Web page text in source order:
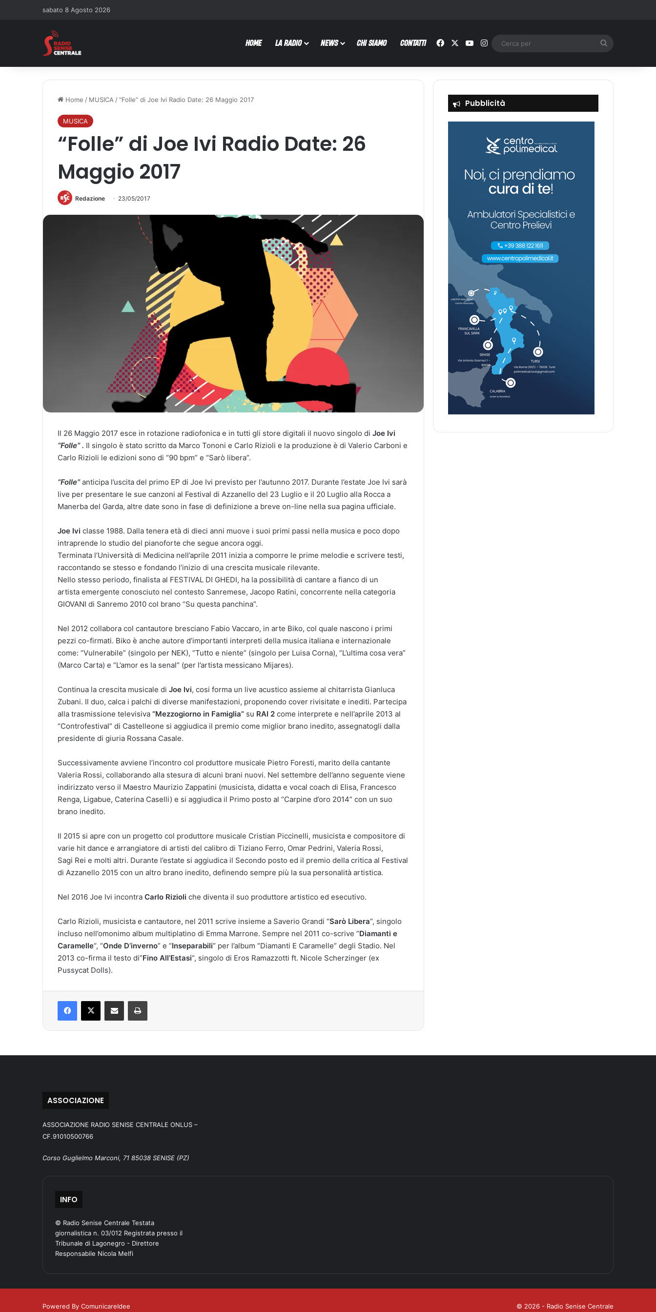
sabato 8 Agosto 2026
HOME LA RADIO NEWS CHI SIAMO CONTATTI Facebook You TubeInstagram
Home / MUSICA /“Folle” di Joe Ivi Radio Date: 26 Maggio 2017
MUSICA
“Folle” di Joe Ivi Radio Date: 26
Maggio 2017
Redazione 23/05/2017
Il 26 Maggio 2017 esce in rotazione radiofonica e in tutti gli store digitali il nuovo singolo di Joe Ivi
“Folle” . Il singolo è stato scritto da Marco Tononi e Carlo Rizioli e la produzione è di Valerio Carboni e
Carlo Rizioli le edizioni sono di “90 bpm” e “Sarò libera”.
“Folle”anticipa l’uscita del primo EP di Joe Ivi previsto per l’autunno 2017. Durante l’estate Joe Ivi sarà
live per presentare le sue canzoni al Festival di Azzanello del 23 Luglio e il 20 Luglio alla Rocca a
Manerba del Garda, altre date sono in fase di definizione a breve on-line nella sua pagina ufficiale.
Joe Ivi classe 1988. Dalla tenera età di dieci anni muove i suoi primi passi nella musica e poco dopo
intraprende lo studio del pianoforte che segue ancora oggi.
Terminata l’Università di Medicina nell’aprile 2011 inizia a comporre le prime melodie e scrivere testi,
raccontando se stesso e fondando l’inizio di una crescita musicale rilevante.
Nello stesso periodo, finalista al FESTIVAL DI GHEDI, ha la possibilità di cantare a fianco di un
artista emergente conosciuto nel contesto Sanremese, Jacopo Ratini, concorrente nella categoria
GIOVANI di Sanremo 2010 col brano “Su questa panchina”.
Nel 2012 collabora col cantautore bresciano Fabio Vaccaro, in arte Biko, col quale nascono i primi
pezzi co-firmati. Biko è anche autore d’importanti interpreti della musica italiana e internazionale
come: “Vulnerabile” (singolo per NEK), “Tutto e niente” (singolo per Luisa Corna), “L’ultima cosa vera”
(Marco Carta) e “L’amor es la senal” (per l’artista messicano Mijares).
Continua la crescita musicale di Joe Ivi, cosi forma un live acustico assieme al chitarrista Gianluca
Zubani. Il duo, calca i palchi di diverse manifestazioni, proponendo cover rivisitate e inediti. Partecipa
alla trasmissione televisiva “Mezzogiorno in Famiglia” su RAI 2 come interprete e nell’aprile 2013 al
“Controfestival” di Castelleone si aggiudica il premio come miglior brano inedito, assegnatogli dalla
presidente di giuria Rossana Casale.
Successivamente avviene l’incontro col produttore musicale Pietro Foresti, marito della cantante
Valeria Rossi, collaborando alla stesura di alcuni brani nuovi. Nel settembre dell’anno seguente viene
indirizzato verso il Maestro Maurizio Zappatini (musicista, didatta e vocal coach di Elisa, Francesco
Renga, Ligabue, Caterina Caselli) e si aggiudica il Primo posto al “Carpine d’oro 2014” con un suo
brano inedito.
Il 2015 si apre con un progetto col produttore musicale Cristian Piccinelli, musicista e compositore di
varie hit dance e arrangiatore di artisti del calibro di Tiziano Ferro, Omar Pedrini, Valeria Rossi,
Sagi Rei e molti altri. Durante l’estate si aggiudica il Secondo posto ed il premio della critica al Festival
di Azzanello 2015 con un altro brano inedito, definendo sempre più la sua personalità artistica.
Nel 2016 Joe Ivi incontra Carlo Rizioli che diventa il suo produttore artistico ed esecutivo.
Carlo Rizioli, musicista e cantautore, nel 2011 scrive insieme a Saverio Grandi “Sarò Libera“, singolo
incluso nell’omonimo album multiplatino di Emma Marrone. Sempre nel 2011 co-scrive “Diamanti e
Caramelle“, “Onde D’inverno” e “Inseparabili” per l’album “Diamanti E Caramelle” degli Stadio. Nel
2013 co-firma il testo di”Fino All’Estasi“, singolo di Eros Ramazzotti ft. Nicole Scherzinger (ex
Pussycat Dolls).
Pubblicità
ASSOCIAZIONE
ASSOCIAZIONE RADIO SENISE CENTRALE ONLUS –
CF.91010500766
Corso Guglielmo Marconi, 71 85038 SENISE (PZ)
INFO
© Radio Senise Centrale Testata
giornalistica n. 03/012 Registrata presso il
Tribunale di Lagonegro - Direttore
Responsabile Nicola Melfi
Powered By ComunicareIdee © 2026 - Radio Senise Centrale